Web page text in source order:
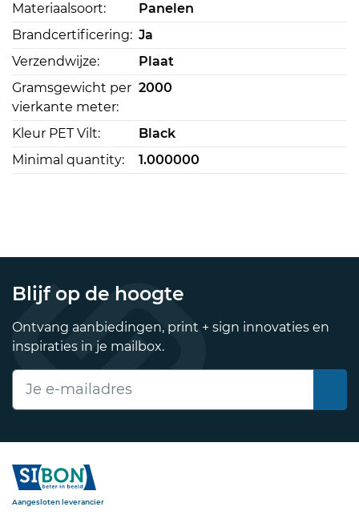
Materiaalsoort:
Panelen
Brandcertificering: Ja
Verzendwijze:
Plaat
Gramsgewicht per
vierkante meter:
2000
Kleur PET Vilt:
Black
Minimal quantity:
1.000000
Blijf op de hoogte
Ontvang aanbiedingen, print + sign innovaties en
inspiraties in je mailbox.
E-mailadres
Sibon
Aangesloten leverancier